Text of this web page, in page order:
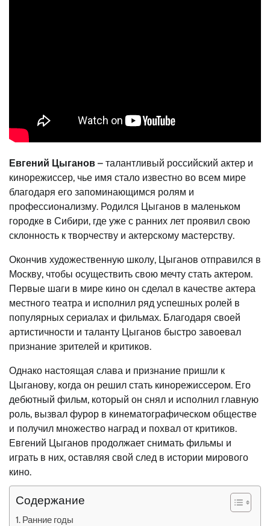
Евгений Цыганов – талантливый российский актер и
кинорежиссер, чье имя стало известно во всем мире
благодаря его запоминающимся ролям и
профессионализму. Родился Цыганов в маленьком
городке в Сибири, где уже с ранних лет проявил свою
склонность к творчеству и актерскому мастерству.
Окончив художественную школу, Цыганов отправился в
Москву, чтобы осуществить свою мечту стать актером.
Первые шаги в мире кино он сделал в качестве актера
местного театра и исполнил ряд успешных ролей в
популярных сериалах и фильмах. Благодаря своей
артистичности и таланту Цыганов быстро завоевал
признание зрителей и критиков.
Однако настоящая слава и признание пришли к
Цыганову, когда он решил стать кинорежиссером. Его
дебютный фильм, который он снял и исполнил главную
роль, вызвал фурор в кинематографическом обществе
и получил множество наград и похвал от критиков.
Евгений Цыганов продолжает снимать фильмы и
играть в них, оставляя свой след в истории мирового
кино.
Содержание
Ранние годы